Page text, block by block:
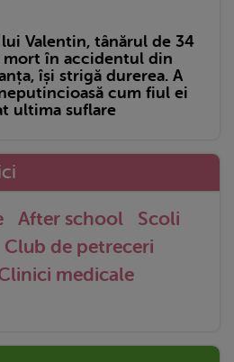
lui Valentin, tânărul de 34
mort în accidentul din
își strigă durerea. A
cum fiul ei
ultima suflare
After school
Scoli
Club de petreceri
medicale